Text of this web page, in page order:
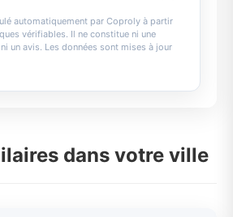
automatiquement par Coproly à partir
vérifiables. Il ne constitue ni une
un avis. Les données sont mises à jour
dans votre ville